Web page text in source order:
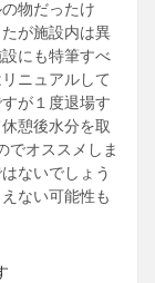
物だったけ
が施設内は異
にも特筆すべ
ニュアルして
が１度退場す
憩後水分を取
でオススメしま
ないでしょう
ない可能性も